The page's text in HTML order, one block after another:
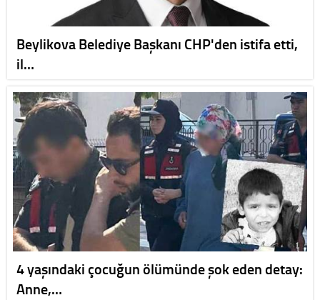
Beylikova Belediye Başkanı CHP'den istifa etti,
il…
4 yaşındaki çocuğun ölümünde şok eden detay:
Anne,…